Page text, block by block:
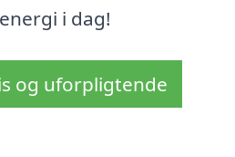
i dag!
og uforpligtende